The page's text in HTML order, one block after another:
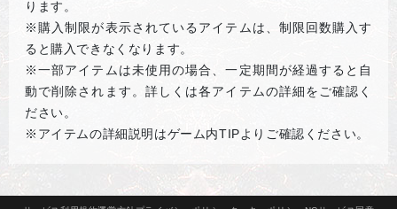
ります。
※購入制限が表示されているアイテムは、制限回数購入す
ると購入できなくなります。
※一部アイテムは未使用の場合、一定期間が経過すると自
動で削除されます。詳しくは各アイテムの詳細をご確認く
ださい。
※アイテムの詳細説明はゲーム内TIPよりご確認ください。